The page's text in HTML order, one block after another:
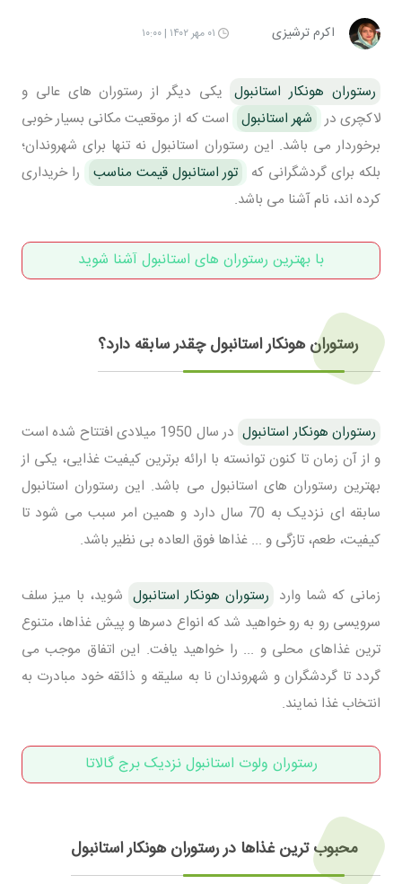
اکرم ترشیزی ۰۱ مهر ۱۴۰۲ | ۱۰:۰۰
رستوران هونکار استانبول یکی دیگر از رستوران های عالی و
لاکچری در شهر استانبول است که از موقعیت مکانی بسیار خوبی
برخوردار می باشد. این رستوران استانبول نه تنها برای شهروندان؛
بلکه برای گردشگرانی که
تور استانبول قیمت مناسب
را خریداری
کرده اند، نام آشنا می باشد.
با بهترین رستوران های استانبول آشنا شوید
رستوران هونکار استانبول چقدر سابقه دارد؟
رستوران هونکار استانبول
در سال 1950 میلادی افتتاح شده است
و از آن زمان تا کنون توانسته با ارائه برترین کیفیت غذایی، یکی از
بهترین رستوران های استانبول می باشد. این رستوران استانبول
سابقه ای نزدیک به 70 سال دارد و همین امر سبب می شود تا
کیفیت، طعم، تازگی و ... غذاها فوق العاده بی نظیر باشد.
زمانی که شما وارد رستوران هونکار استانبول شوید، با میز سلف
سرویسی رو به رو خواهید شد که انواع دسرها و پیش غذاها، متنوع
ترین غذاهای محلی و ... را خواهید یافت. این اتفاق موجب می
گردد تا گردشگران و شهروندان نا به سلیقه و ذائقه خود مبادرت به
انتخاب غذا نمایند.
رستوران ولوت استانبول نزدیک برج گالاتا
محبوب ترین غذاها در رستوران هونکار استانبول